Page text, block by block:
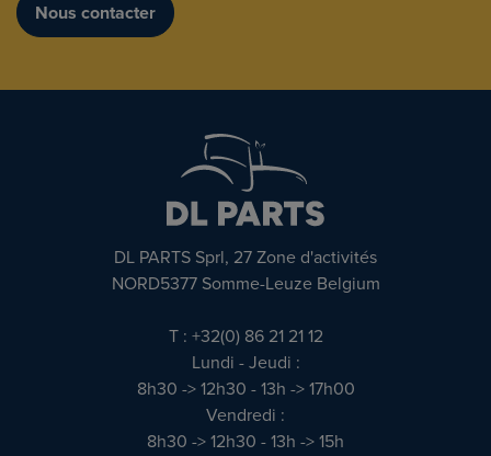
Nous contacter
DL PARTS Sprl, 27 Zone d'activités
NORD5377 Somme-Leuze Belgium
T : +32(0) 86 21 21 12
Lundi - Jeudi :
8h30 -> 12h30 - 13h -> 17h00
Vendredi :
8h30 -> 12h30 - 13h -> 15h